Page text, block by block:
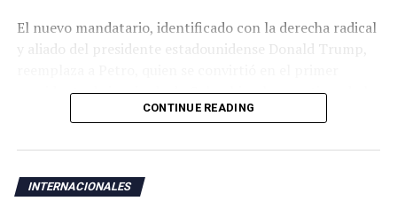
El nuevo mandatario, identificado con la derecha radical
y aliado del presidente estadounidense Donald Trump,
presidente de izquierda de Colombia y ha cuestionado la
legitimidad de la elección de su sucesor al denunciar un
las autoridades.
La ceremonia de investidura se realizó en Cali, una
CONTINUE READING
INTERNACIONALES